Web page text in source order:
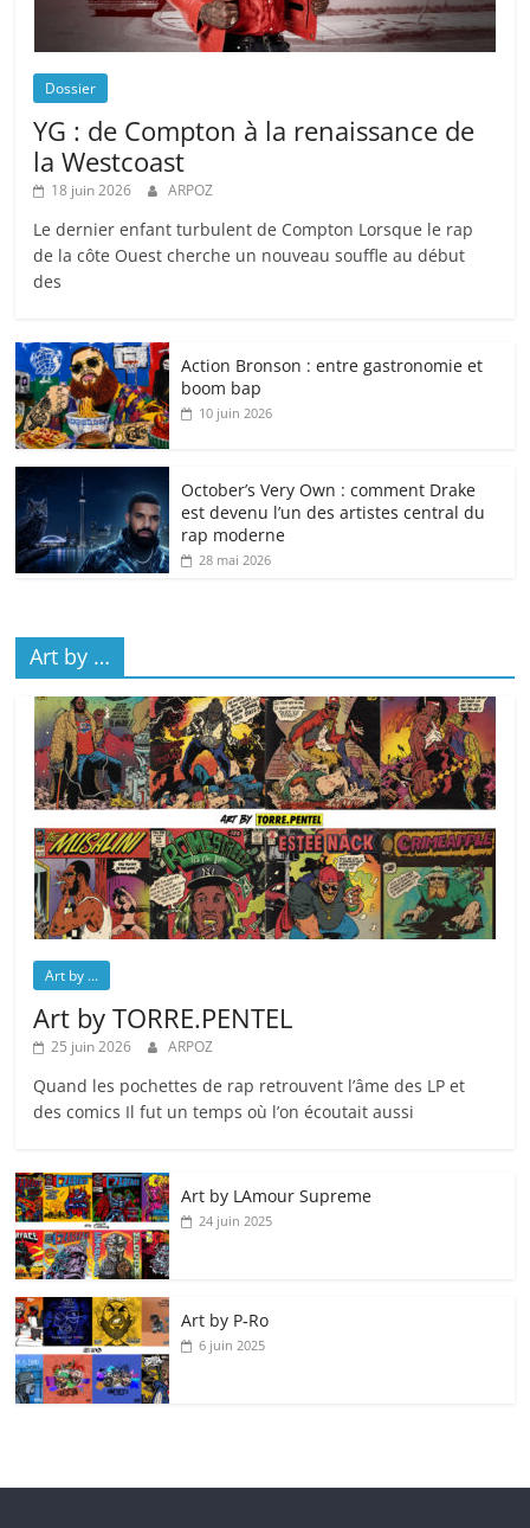
Dossier
YG : de Compton à la renaissance de
la Westcoast
18 juin 2026 ARPOZ
Le dernier enfant turbulent de Compton Lorsque le rap
de la côte Ouest cherche un nouveau souffle au début
des
Action Bronson : entre gastronomie et
boom bap
10 juin 2026
October’s Very Own : comment Drake
est devenu l’un des artistes central du
rap moderne
28 mai 2026
Art by …
Art by ...
Art by TORRE.PENTEL
25 juin 2026 ARPOZ
Quand les pochettes de rap retrouvent l’âme des LP et
des comics Il fut un temps où l’on écoutait aussi
Art by LAmour Supreme
24 juin 2025
Art by P‑Ro
6 juin 2025